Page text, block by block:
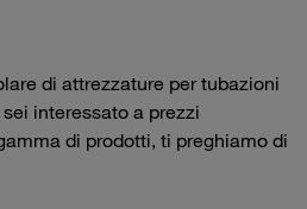
di attrezzature per tubazioni
interessato a prezzi
di prodotti, ti preghiamo di